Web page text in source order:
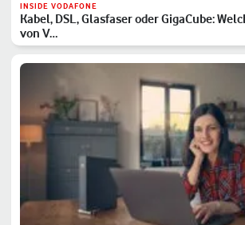
INSIDE VODAFONE
Kabel, DSL, Glasfaser oder GigaCube:
von V…